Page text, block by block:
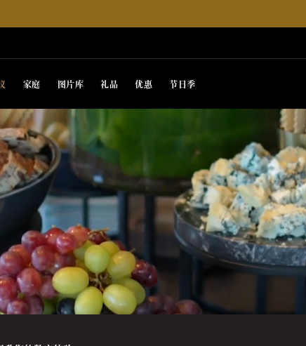
家庭 图片库 礼品 优惠 节日季